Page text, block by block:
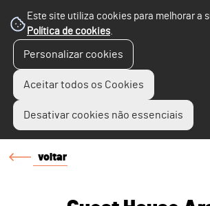
Este site utiliza cookies para melhorar a
Política de cookies.
Personalizar cookies
Aceitar todos os Cookies
Desativar cookies não essenciais
voltar